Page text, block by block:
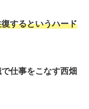
するというハード
仕事をこなす西畑